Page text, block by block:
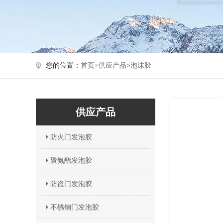
您的位置： 首页>供应产品>泡沫胶
供应产品
防火门发泡胶
聚氨酯发泡胶
防盗门发泡胶
不锈钢门发泡胶